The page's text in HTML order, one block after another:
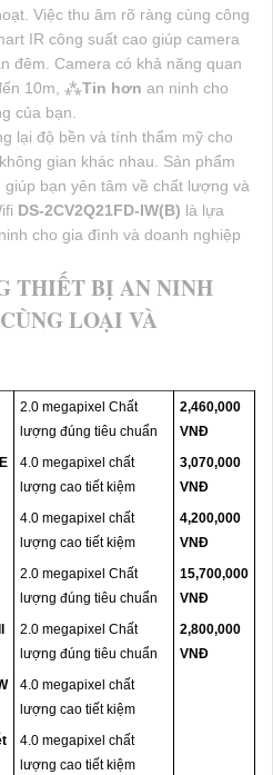
Việc thu âm rõ ràng cùng công
IR công suất cao giúp camera
đêm. Camera có khả năng quan
10m, ⁂Tin hơn an ninh cho
của bạn.
lại độ bền và tính thẩm mỹ cho
gian khác nhau. Sản phẩm
bạn yên tâm về chất lượng và
DS-2CV2Q21FD-IW(B) là lựa
cho gia đình và doanh nghiệp
THIẾT BỊ AN NINH
LOẠI VÀ
2.0 megapixel Chất
lượng đúng tiêu chuẩn
2,460,000
VNĐ
4.0 megapixel chất
lượng cao tiết kiệm
3,070,000
VNĐ
4.0 megapixel chất
lượng cao tiết kiệm
4,200,000
VNĐ
2.0 megapixel Chất
lượng đúng tiêu chuẩn
15,700,000
VNĐ
2.0 megapixel Chất
lượng đúng tiêu chuẩn
2,800,000
VNĐ
4.0 megapixel chất
lượng cao tiết kiệm
4.0 megapixel chất
lượng cao tiết kiệm